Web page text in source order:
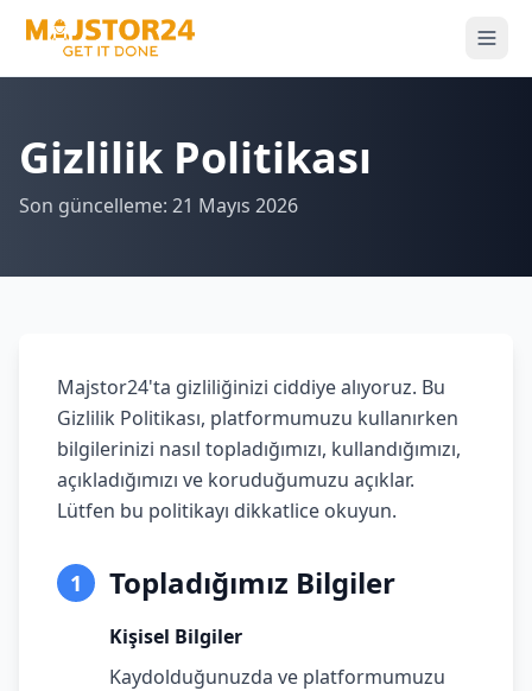
Gizlilik Politikası
Son güncelleme: 21 Mayıs 2026
Majstor24'ta gizliliğinizi ciddiye alıyoruz. Bu
Gizlilik Politikası, platformumuzu kullanırken
bilgilerinizi nasıl topladığımızı, kullandığımızı,
açıkladığımızı ve koruduğumuzu açıklar.
Lütfen bu politikayı dikkatlice okuyun.
1 Topladığımız Bilgiler
Kişisel Bilgiler
Kaydolduğunuzda ve platformumuzu